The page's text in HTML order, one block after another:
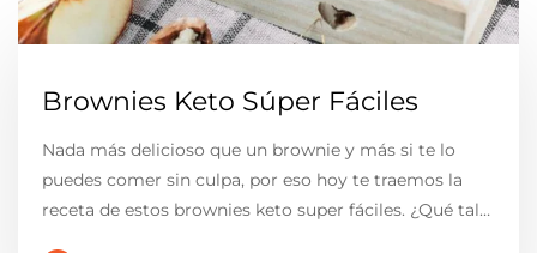
Brownies Keto Súper Fáciles
Nada más delicioso que un brownie y más si te lo
puedes comer sin culpa, por eso hoy te traemos la
receta de estos brownies keto super fáciles. ¿Qué tal…